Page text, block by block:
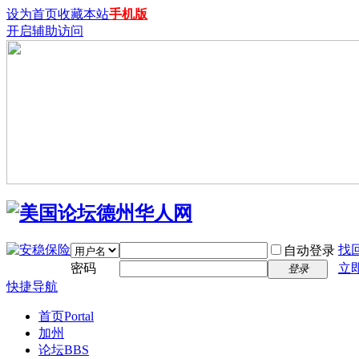
设为首页收藏本站手机版
开启辅助访问
自动登录 找
密码
登录
立
快捷导航
首页Portal
加州
论坛BBS